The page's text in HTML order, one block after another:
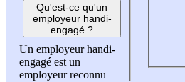
Qu'est-ce qu'un
employeur handi-
engagé ?
Un employeur handi-
engagé est un
employeur reconnu